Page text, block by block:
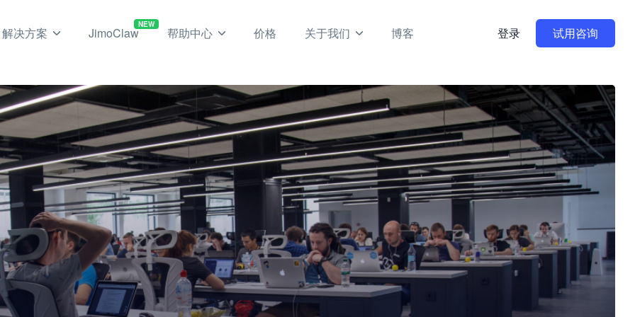
解决方案 JimoClaw
NEW
帮助中心 价格 关于我们 博客 登录 试用咨询